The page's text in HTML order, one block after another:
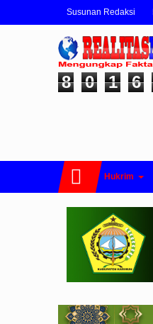
Susunan Redaksi
8 0 1 6
Hukrim